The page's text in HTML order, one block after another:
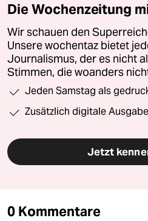
Die Wochenzeitung
Wir schauen den
Unsere wochentaz bietet
Journalismus, der es nicht
Stimmen, die woanders
Jeden Samstag als
Zusätzlich digitale
Jetzt
0 Kommentare